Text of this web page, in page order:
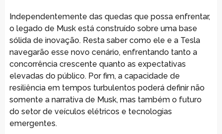
Independentemente das quedas que possa enfrentar,
o legado de Musk está construído sobre uma base
sólida de inovação. Resta saber como ele e a Tesla
navegarão esse novo cenário, enfrentando tanto a
concorrência crescente quanto as expectativas
elevadas do público. Por fim, a capacidade de
resiliência em tempos turbulentos poderá definir não
somente a narrativa de Musk, mas também o futuro
do setor de veículos elétricos e tecnologias
emergentes.